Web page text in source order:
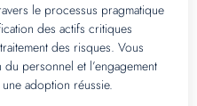
le processus pragmatique
des actifs critiques
des risques. Vous
personnel et l’engagement
adoption réussie.